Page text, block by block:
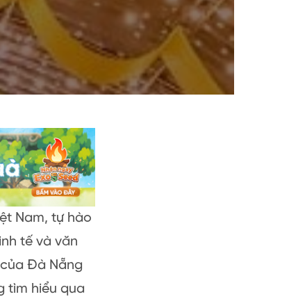
Nam, tự hào
tế và văn
Đà Nẵng
tìm hiểu qua